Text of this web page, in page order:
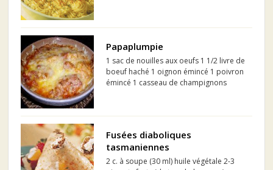
de cerfeuil 1/4 c. à thé de basilic ...
Papaplumpie
1 sac de nouilles aux oeufs 1 1/2 livre de
boeuf haché 1 oignon émincé 1 poivron
émincé 1 casseau de champignons
plus grosse) 1 boite de crème de
Fusées diaboliques
tasmaniennes
2 c. à soupe (30 ml) huile végétale 2-3